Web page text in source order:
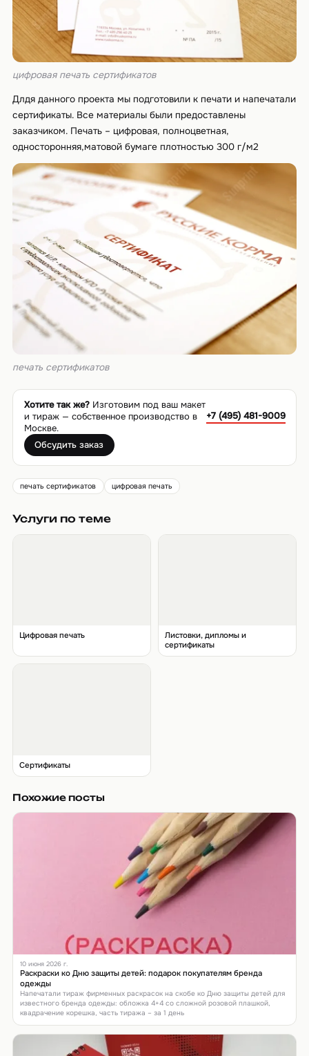
цифровая печать сертификатов
Длдя данного проекта мы подготовили к печати и напечатали
сертификаты. Все материалы были предоставлены
заказчиком. Печать – цифровая, полноцветная,
односторонняя,матовой бумаге плотностью 300 г/м2
печать сертификатов
Хотите так же?Изготовим под ваш макет
и тираж — собственное производство в
Москве.
+7 (495) 481-9009
Обсудить заказ
печать сертификатов цифровая печать
Услуги по теме
Цифровая печать
Листовки, дипломы и
сертификаты
Сертификаты
Похожие посты
10 июня 2026 г.
Раскраски ко Дню защиты детей: подарок покупателям бренда
одежды
Напечатали тираж фирменных раскрасок на скобе ко Дню защиты детей для
известного бренда одежды: обложка 4+4 со сложной розовой плашкой,
квадрачение корешка, часть тиража – за 1 день